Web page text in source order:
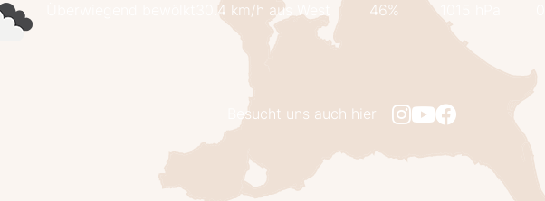
30.4 km/h aus West
46%
Besucht uns auch hier